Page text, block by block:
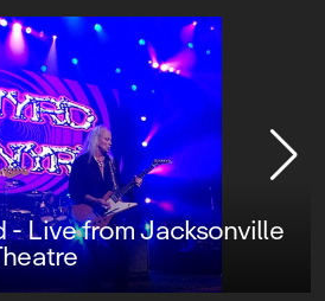
- Live from Jacksonville